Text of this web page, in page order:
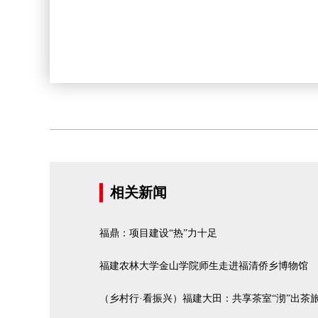
相关新闻
福鼎：项目建设“热”力十足
福建农林大学金山学院师生走进福清侨乡博物馆
（乡村行·看振兴）福建大田：共享茶室“沏”出茶